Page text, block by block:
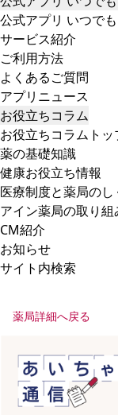
公式アプリ いつで
サービス紹介
ご利用方法
よくあるご質問
アプリニュース
お役立ちコラム
お役立ちコラムトッ
薬の基礎知識
健康お役立ち情報
医療制度と薬局のし
アイン薬局の取り組
CM紹介
お知らせ
サイト内検索
薬局詳細へ戻る